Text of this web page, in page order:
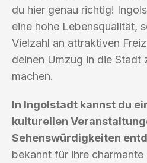
du hier genau richtig!
eine hohe Lebensqualität,
Vielzahl an attraktiven
deinen Umzug in die Stadt
machen.
In Ingolstadt kannst du
kulturellen
Sehenswürdigkeiten
bekannt für ihre